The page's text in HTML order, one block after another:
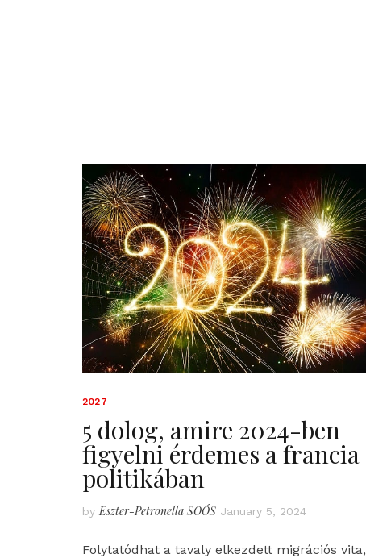
2027
5 dolog, amire 2024-ben
figyelni érdemes a francia
politikában
by Eszter-Petronella SOÓS January 5, 2024
Folytatódhat a tavaly elkezdett migrációs vita,